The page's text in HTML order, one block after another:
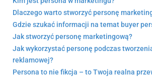
Dlaczego warto stworzyć personę
Gdzie szukać informacji na temat buyer
Jak stworzyć personę marketingową?
Jak wykorzystać personę podczas
reklamowej?
Persona to nie fikcja – to Twoja realna